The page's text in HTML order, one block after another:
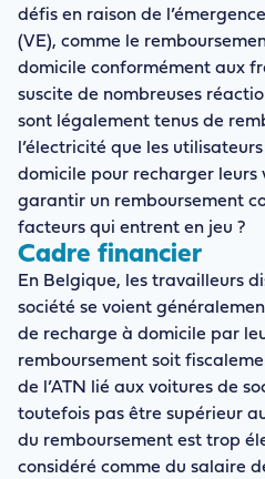
défis en raison de
(VE), comme le
domicile conformément aux
suscite de nombreuses
sont légalement tenus de
l’électricité que les
domicile pour recharger leurs
garantir un remboursement
facteurs qui entrent en jeu ?
Cadre financier
En Belgique, les travailleurs
société se voient
de recharge à domicile par
remboursement soit
de l’ATN lié aux voitures de
toutefois pas être supérieur
du remboursement est trop
considéré comme du salaire